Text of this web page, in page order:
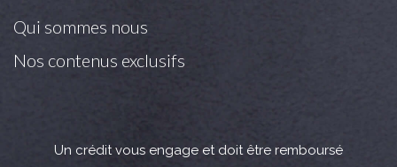
Qui sommes nous
Nos contenus exclusifs
Un crédit vous engage et doit être remboursé